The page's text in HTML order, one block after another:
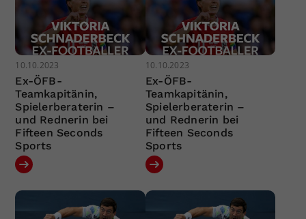
10.10.2023
Ex-ÖFB-
Teamkapitänin,
Spielerberaterin –
und Rednerin bei
Fifteen Seconds
Sports
10.10.2023
Ex-ÖFB-
Teamkapitänin,
Spielerberaterin –
und Rednerin bei
Fifteen Seconds
Sports